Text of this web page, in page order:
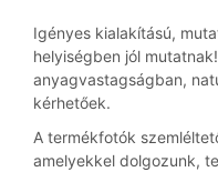
Igényes kialakítású,
helyiségben jól
anyagvastagságban,
kérhetőek.
A termékfotók
amelyekkel dolgozunk,